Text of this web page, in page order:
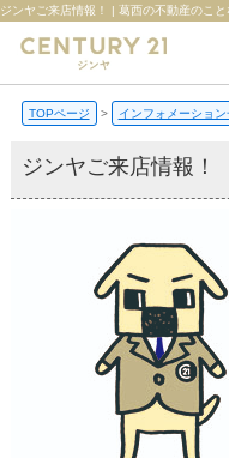
ジンヤご来店情報！ | 葛西の不動産のこ
TOPページ インフォメーション
ジンヤご来店情報！